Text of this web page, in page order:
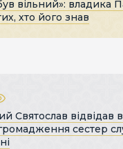
вільний»: владика
хто його знав
Святослав відвідав
сестер